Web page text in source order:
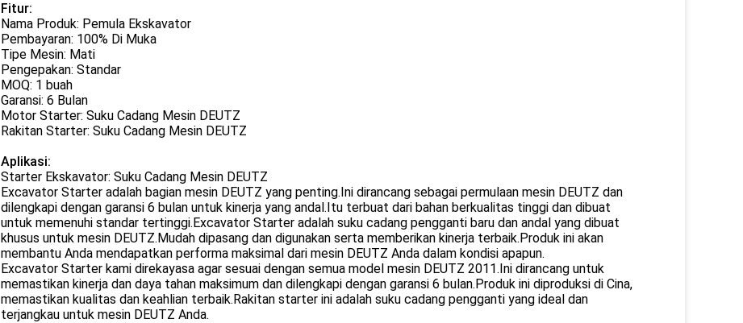
Fitur:
Nama Produk: Pemula Ekskavator
Pembayaran: 100% Di Muka
Tipe Mesin: Mati
Pengepakan: Standar
MOQ: 1 buah
Garansi: 6 Bulan
Motor Starter: Suku Cadang Mesin DEUTZ
Rakitan Starter: Suku Cadang Mesin DEUTZ
Aplikasi:
Starter Ekskavator: Suku Cadang Mesin DEUTZ
Excavator Starter adalah bagian mesin DEUTZ yang penting.Ini dirancang sebagai permulaan mesin DEUTZ dan
dilengkapi dengan garansi 6 bulan untuk kinerja yang andal.Itu terbuat dari bahan berkualitas tinggi dan dibuat
untuk memenuhi standar tertinggi.Excavator Starter adalah suku cadang pengganti baru dan andal yang dibuat
khusus untuk mesin DEUTZ.Mudah dipasang dan digunakan serta memberikan kinerja terbaik.Produk ini akan
membantu Anda mendapatkan performa maksimal dari mesin DEUTZ Anda dalam kondisi apapun.
Excavator Starter kami direkayasa agar sesuai dengan semua model mesin DEUTZ 2011.Ini dirancang untuk
memastikan kinerja dan daya tahan maksimum dan dilengkapi dengan garansi 6 bulan.Produk ini diproduksi di Cina,
memastikan kualitas dan keahlian terbaik.Rakitan starter ini adalah suku cadang pengganti yang ideal dan
terjangkau untuk mesin DEUTZ Anda.